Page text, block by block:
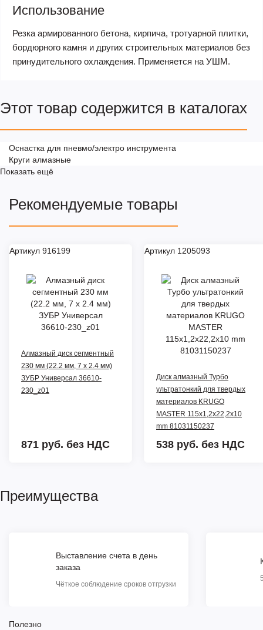
Использование
Резка армированного бетона, кирпича, тротуарной плитки,
бордюрного камня и других строительных материалов без
принудительного охлаждения. Применяется на УШМ.
Этот товар содержится в каталогах
Оснастка для пневмо/электро инструмента
Круги алмазные
Показать ещё
Рекомендуемые товары
Артикул 916199
Алмазный диск сегментный
230 мм (22.2 мм, 7 x 2.4 мм)
ЗУБР Универсал 36610-
230_z01
871 руб. без НДС
Артикул 1205093
Диск алмазный Турбо
ультратонкий для твердых
материалов KRUGO
MASTER 115х1,2х22,2х10
mm 81031150237
538 руб. без НДС
Преимущества
Выставление счета в день
заказа
Чёткое соблюдение сроков отгрузки
Полезно